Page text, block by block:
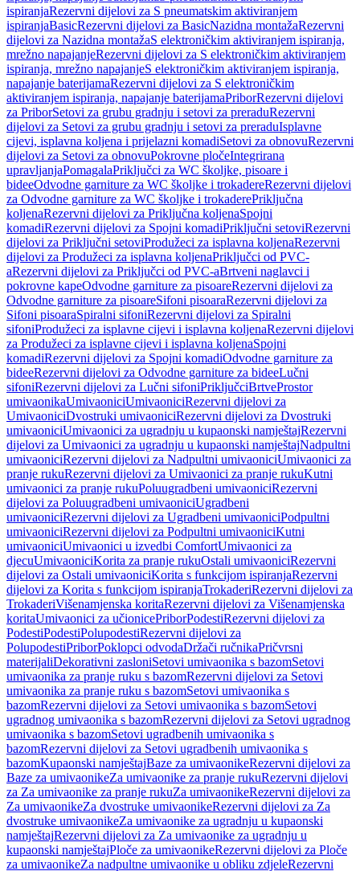
ispiranjaRezervni dijelovi za S pneumatskim aktiviranjem
ispiranjaBasicRezervni dijelovi za BasicNazidna montažaRezervni
dijelovi za Nazidna montažaS elektroničkim aktiviranjem ispiranja,
mrežno napajanjeRezervni dijelovi za S elektroničkim aktiviranjem
ispiranja, mrežno napajanjeS elektroničkim aktiviranjem ispiranja,
napajanje baterijamaRezervni dijelovi za S elektroničkim
aktiviranjem ispiranja, napajanje baterijamaPriborRezervni dijelovi
za PriborSetovi za grubu gradnju i setovi za preraduRezervni
dijelovi za Setovi za grubu gradnju i setovi za preraduIsplavne
cijevi, isplavna koljena i prijelazni komadiSetovi za obnovuRezervni
dijelovi za Setovi za obnovuPokrovne pločeIntegrirana
upravljanjaPomagalaPriključci za WC školjke, pisoare i
bideeOdvodne garniture za WC školjke i trokadereRezervni dijelovi
za Odvodne garniture za WC školjke i trokaderePriključna
koljenaRezervni dijelovi za Priključna koljenaSpojni
komadiRezervni dijelovi za Spojni komadiPriključni setoviRezervni
dijelovi za Priključni setoviProdužeci za isplavna koljenaRezervni
dijelovi za Produžeci za isplavna koljenaPriključci od PVC-
aRezervni dijelovi za Priključci od PVC-aBrtveni naglavci i
pokrovne kapeOdvodne garniture za pisoareRezervni dijelovi za
Odvodne garniture za pisoareSifoni pisoaraRezervni dijelovi za
Sifoni pisoaraSpiralni sifoniRezervni dijelovi za Spiralni
sifoniProdužeci za isplavne cijevi i isplavna koljenaRezervni dijelovi
za Produžeci za isplavne cijevi i isplavna koljenaSpojni
komadiRezervni dijelovi za Spojni komadiOdvodne garniture za
bideeRezervni dijelovi za Odvodne garniture za bideeLučni
sifoniRezervni dijelovi za Lučni sifoniPriključciBrtveProstor
umivaonikaUmivaoniciUmivaoniciRezervni dijelovi za
UmivaoniciDvostruki umivaoniciRezervni dijelovi za Dvostruki
umivaoniciUmivaonici za ugradnju u kupaonski namještajRezervni
dijelovi za Umivaonici za ugradnju u kupaonski namještajNadpultni
umivaoniciRezervni dijelovi za Nadpultni umivaoniciUmivaonici za
pranje rukuRezervni dijelovi za Umivaonici za pranje rukuKutni
umivaonici za pranje rukuPoluugradbeni umivaoniciRezervni
dijelovi za Poluugradbeni umivaoniciUgradbeni
umivaoniciRezervni dijelovi za Ugradbeni umivaoniciPodpultni
umivaoniciRezervni dijelovi za Podpultni umivaoniciKutni
umivaoniciUmivaonici u izvedbi ComfortUmivaonici za
djecuUmivaoniciKorita za pranje rukuOstali umivaoniciRezervni
dijelovi za Ostali umivaoniciKorita s funkcijom ispiranjaRezervni
dijelovi za Korita s funkcijom ispiranjaTrokaderiRezervni dijelovi za
TrokaderiVišenamjenska koritaRezervni dijelovi za Višenamjenska
koritaUmivaonici za učionicePriborPodestiRezervni dijelovi za
PodestiPodestiPolupodestiRezervni dijelovi za
PolupodestiPriborPoklopci odvodaDržači ručnikaPričvrsni
materijaliDekorativni zasloniSetovi umivaonika s bazomSetovi
umivaonika za pranje ruku s bazomRezervni dijelovi za Setovi
umivaonika za pranje ruku s bazomSetovi umivaonika s
bazomRezervni dijelovi za Setovi umivaonika s bazomSetovi
ugradnog umivaonika s bazomRezervni dijelovi za Setovi ugradnog
umivaonika s bazomSetovi ugradbenih umivaonika s
bazomRezervni dijelovi za Setovi ugradbenih umivaonika s
bazomKupaonski namještajBaze za umivaonikeRezervni dijelovi za
Baze za umivaonikeZa umivaonike za pranje rukuRezervni dijelovi
za Za umivaonike za pranje rukuZa umivaonikeRezervni dijelovi za
Za umivaonikeZa dvostruke umivaonikeRezervni dijelovi za Za
dvostruke umivaonikeZa umivaonike za ugradnju u kupaonski
namještajRezervni dijelovi za Za umivaonike za ugradnju u
kupaonski namještajPloče za umivaonikeRezervni dijelovi za Ploče
za umivaonikeZa nadpultne umivaonike u obliku zdjeleRezervni